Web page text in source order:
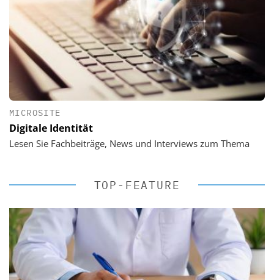
MICROSITE
Digitale Identität
Lesen Sie Fachbeiträge, News und Interviews zum Thema
TOP-FEATURE